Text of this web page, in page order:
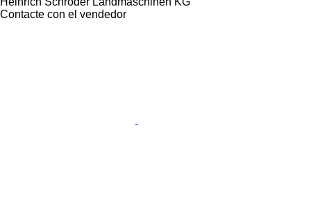
Contacte con el vendedor